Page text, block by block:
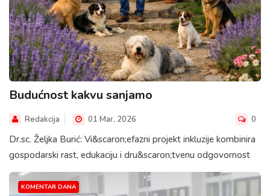
Budućnost kakvu sanjamo
Redakcija 01 Mar, 2026 0
Dr.sc. Željka Burić: Vi&scaron;efazni projekt inkluzije kombinira
gospodarski rast, edukaciju i dru&scaron;tvenu odgovornost
KOMENTAR DANA